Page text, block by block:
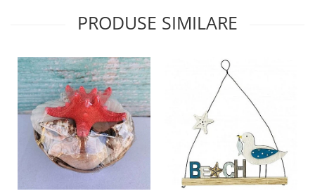
PRODUSE SIMILARE